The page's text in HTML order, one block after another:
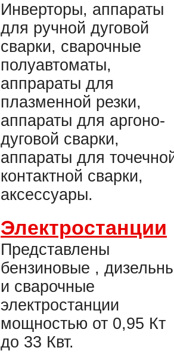
Инверторы, аппараты
для ручной дуговой
сварки, сварочные
полуавтоматы,
аппрараты для
плазменной резки,
аппараты для аргоно-
дуговой сварки,
аппараты для
контактной сварки,
аксессуары.
Электростанции
Представлены
бензиновые ,
и сварочные
электростанции
мощностью от 0,95 Кт
до 33 Квт.